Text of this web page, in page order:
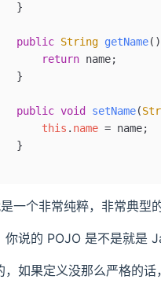
	}
	public
String getName()
		return
name;
	}
	public
void setName(
		this
. name = name;
	}
一个非常纯粹，非常典型
你说的 POJO 是不是就是
，如果定义没那么严格的